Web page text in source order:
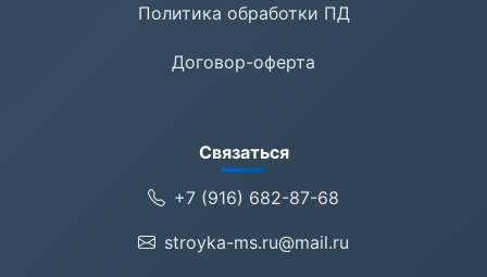
Политика обработки ПД
Договор-оферта
Связаться
+7 (916) 682-87-68
stroyka-ms.ru@mail.ru